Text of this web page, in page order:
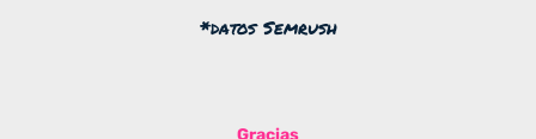
*datos Semrush
Gracias